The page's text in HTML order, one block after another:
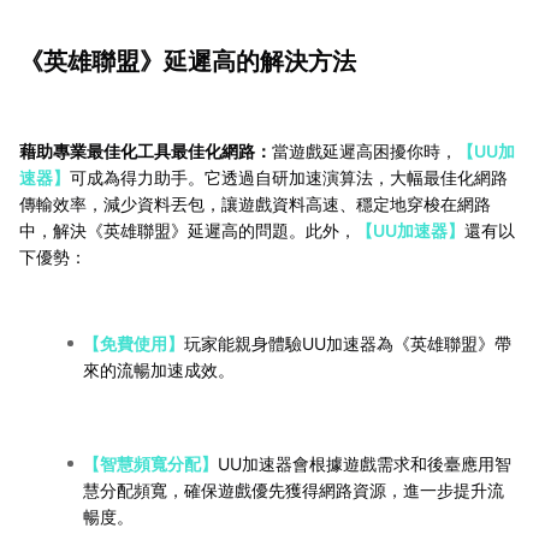
《英雄聯盟》延遲高的解決方法
藉助專業最佳化工具最佳化網路： 當遊戲延遲高困擾你時，
【UU加
速器】 可成為得力助手。它透過自研加速演算法，大幅最佳化網路
傳輸效率，減少資料丟包，讓遊戲資料高速、穩定地穿梭在網路
中，解決《英雄聯盟》延遲高的問題。此外，
【UU加速器】 還有以
下優勢：
【免費使用】 玩家能親身體驗UU加速器為《英雄聯盟》帶
來的流暢加速成效。
【智慧頻寬分配】 UU加速器會根據遊戲需求和後臺應用智
慧分配頻寬，確保遊戲優先獲得網路資源，進一步提升流
暢度。